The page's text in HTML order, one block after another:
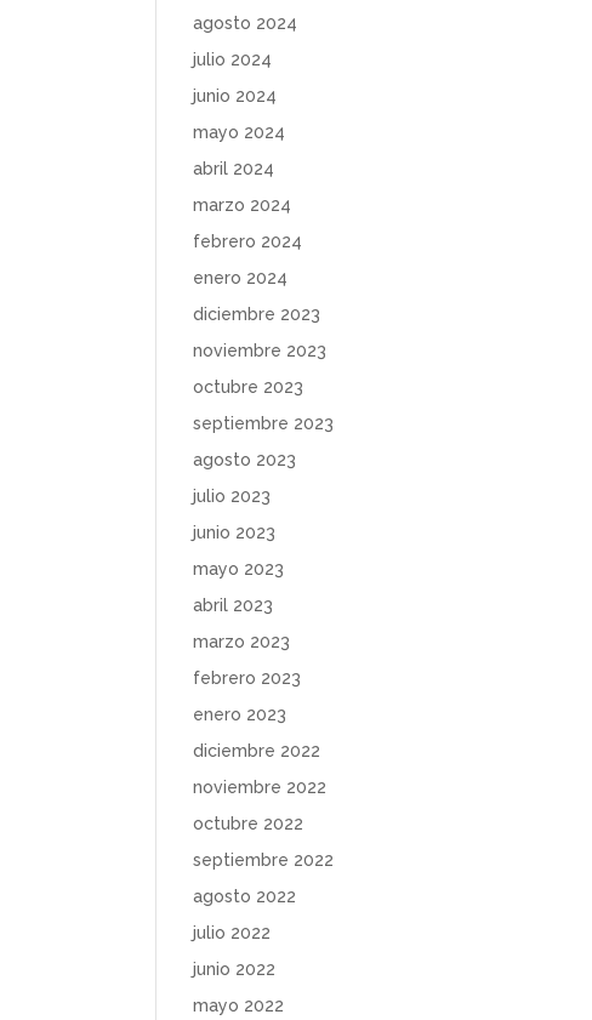
agosto 2024
julio 2024
junio 2024
mayo 2024
abril 2024
marzo 2024
febrero 2024
enero 2024
diciembre 2023
noviembre 2023
octubre 2023
septiembre 2023
agosto 2023
julio 2023
junio 2023
mayo 2023
abril 2023
marzo 2023
febrero 2023
enero 2023
diciembre 2022
noviembre 2022
octubre 2022
septiembre 2022
agosto 2022
julio 2022
junio 2022
mayo 2022